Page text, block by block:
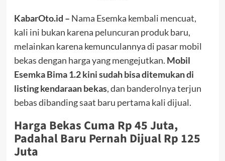
KabarOto.id – Nama Esemka kembali mencuat,
kali ini bukan karena peluncuran produk baru,
melainkan karena kemunculannya di pasar mobil
bekas dengan harga yang mengejutkan. Mobil
Esemka Bima 1.2 kini sudah bisa ditemukan di
listing kendaraan bekas, dan banderolnya terjun
bebas dibanding saat baru pertama kali dijual.
Harga Bekas Cuma Rp 45 Juta,
Padahal Baru Pernah Dijual Rp 125
Juta